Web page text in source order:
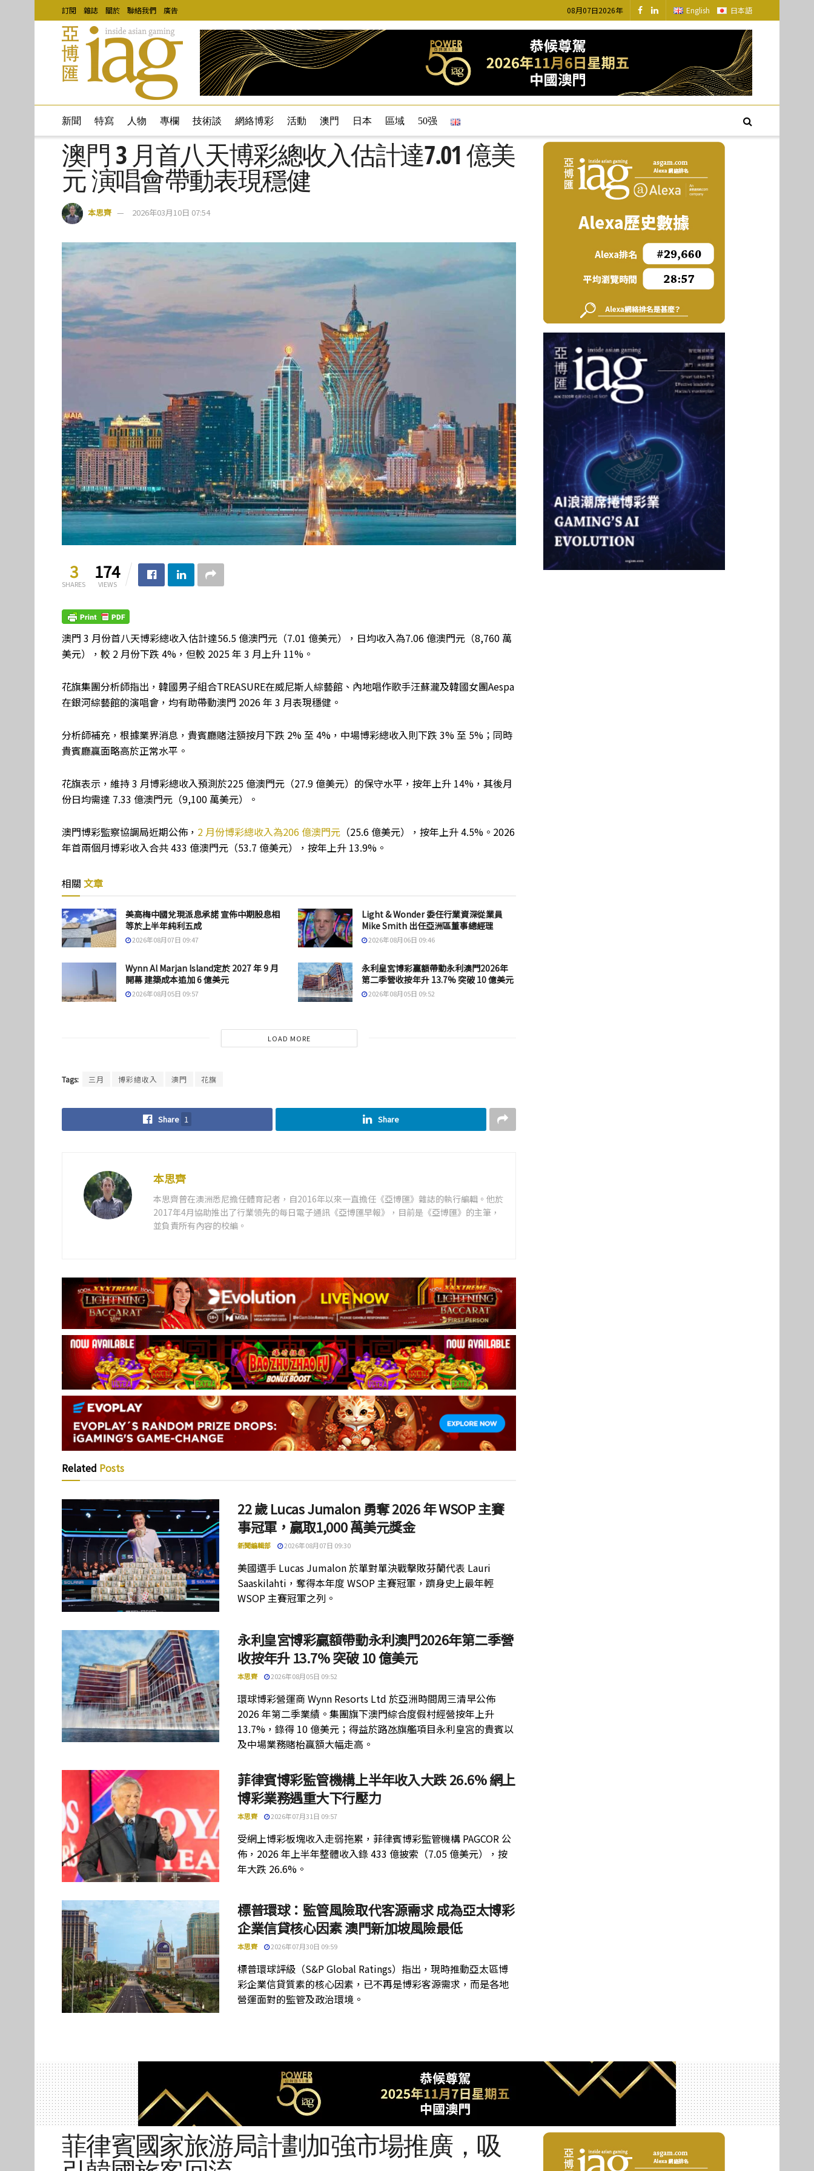
訂閱 雜誌 關於 聯絡我們 廣告 08月07日2026年 English 日本語
新聞 特寫 人物 專欄 技術談 網絡博彩 活動 澳門 日本 區域 50强
澳門 3 月首八天博彩總收入估計達7.01 億美
元 演唱會帶動表現穩健
本思齊 2026年03月10日 07:54
3
SHARES
174
VIEWS
澳門 3 月份首八天博彩總收入估計達56.5 億澳門元（7.01 億美元），日均收入為7.06 億澳門元（8,760 萬
美元），較 2 月份下跌 4%，但較 2025 年 3 月上升 11%。
花旗集團分析師指出，韓國男子組合TREASURE在威尼斯人綜藝館、內地唱作歌手汪蘇瀧及韓國女團Aespa
在銀河綜藝館的演唱會，均有助帶動澳門 2026 年 3 月表現穩健。
分析師補充，根據業界消息，貴賓廳賭注額按月下跌 2% 至 4%，中場博彩總收入則下跌 3% 至 5%；同時
貴賓廳贏面略高於正常水平。
花旗表示，維持 3 月博彩總收入預測於225 億澳門元（27.9 億美元）的保守水平，按年上升 14%，其後月
份日均需達 7.33 億澳門元（9,100 萬美元）。
澳門博彩監察協調局近期公佈， 2 月份博彩總收入為206 億澳門元 （25.6 億美元），按年上升 4.5%。2026
年首兩個月博彩收入合共 433 億澳門元（53.7 億美元），按年上升 13.9%。
相關 文章
美高梅中國兌現派息承諾 宣佈中期股息相
等於上半年純利五成
2026年08月07日 09:47
Light & Wonder 委任行業資深從業員
Mike Smith 出任亞洲區董事總經理
2026年08月06日 09:46
Wynn Al Marjan Island定於 2027 年 9 月
開幕 建築成本追加 6 億美元
2026年08月05日 09:57
永利皇宮博彩贏額帶動永利澳門2026年
第二季營收按年升 13.7% 突破 10 億美元
2026年08月05日 09:52
LOAD MORE
Tags: 三月 博彩總收入 澳門 花旗
Share 1 Share
本思齊
本思齊曾在澳洲悉尼擔任體育記者，自2016年以來一直擔任《亞博匯》雜誌的執行編輯。他於
2017年4月協助推出了行業領先的每日電子通訊《亞博匯早報》，目前是《亞博匯》的主筆，
並負責所有內容的校編。
Related Posts
22 歲 Lucas Jumalon 勇奪 2026 年 WSOP 主賽
事冠軍，贏取1,000 萬美元獎金
新聞編輯部 2026年08月07日 09:30
美國選手 Lucas Jumalon 於單對單決戰擊敗芬蘭代表 Lauri
Saaskilahti，奪得本年度 WSOP 主賽冠軍，躋身史上最年輕
WSOP 主賽冠軍之列。
永利皇宮博彩贏額帶動永利澳門2026年第二季營
收按年升 13.7% 突破 10 億美元
本思齊 2026年08月05日 09:52
環球博彩營運商 Wynn Resorts Ltd 於亞洲時間周三清早公佈
2026 年第二季業績。集團旗下澳門綜合度假村經營按年上升
13.7%，錄得 10 億美元；得益於路氹旗艦項目永利皇宮的貴賓以
及中場業務賭枱贏額大幅走高。
菲律賓博彩監管機構上半年收入大跌 26.6% 網上
博彩業務遇重大下行壓力
本思齊 2026年07月31日 09:57
受網上博彩板塊收入走弱拖累，菲律賓博彩監管機構 PAGCOR 公
佈，2026 年上半年整體收入錄 433 億披索（7.05 億美元），按
年大跌 26.6%。
標普環球：監管風險取代客源需求 成為亞太博彩
企業信貸核心因素 澳門新加坡風險最低
本思齊 2026年07月30日 09:59
標普環球評級（S&P Global Ratings）指出，現時推動亞太區博
彩企業信貸質素的核心因素，已不再是博彩客源需求，而是各地
營運面對的監管及政治環境。
菲律賓國家旅游局計劃加強市場推廣，吸